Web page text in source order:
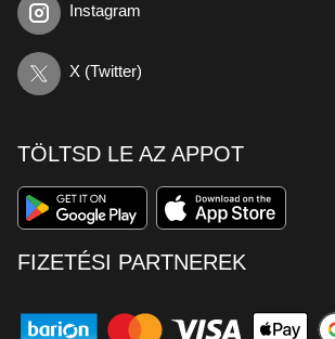
Instagram
X (Twitter)
TÖLTSD LE AZ APPOT
FIZETÉSI PARTNEREK